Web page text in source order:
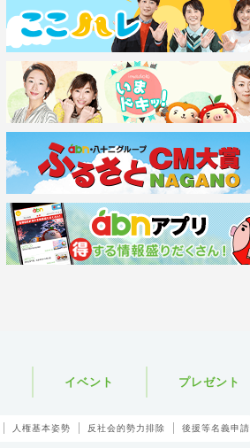
イベント プレゼント
人権基本姿勢 反社会的勢力排除 後援等名義申請